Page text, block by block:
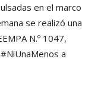
en el marco
se realizó una
N.º 1047,
a